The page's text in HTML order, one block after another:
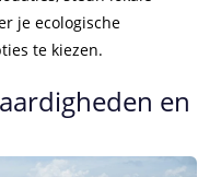
je ecologische
te kiezen.
en